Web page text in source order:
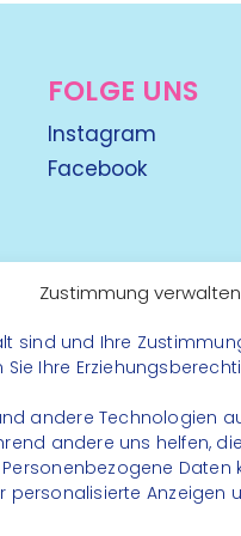
Zustimmung verwalten
sind und Ihre
Ihre
andere Technologien
andere uns helfen,
personalisierte
FOLGE UNS
Instagram
Facebook